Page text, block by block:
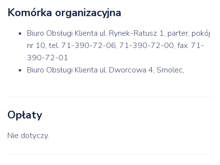
Komórka organizacyjna
Biuro Obsługi Klienta ul. Rynek-Ratusz 1, parter, pokój
nr 10, tel. 71-390-72-06, 71-390-72-00, fax. 71-
390-72-01
Biuro Obsługi Klienta ul. Dworcowa 4, Smolec,
Opłaty
Nie dotyczy.